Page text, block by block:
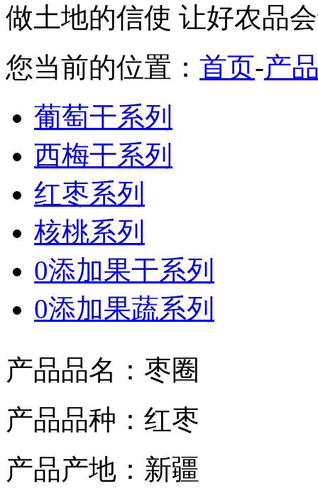
做土地的信使 让好农品
您当前的位置： 首页-产
葡萄干系列
西梅干系列
红枣系列
核桃系列
0添加果干系列
0添加果蔬系列
产品品名：枣圈
产品品种：红枣
产品产地：新疆